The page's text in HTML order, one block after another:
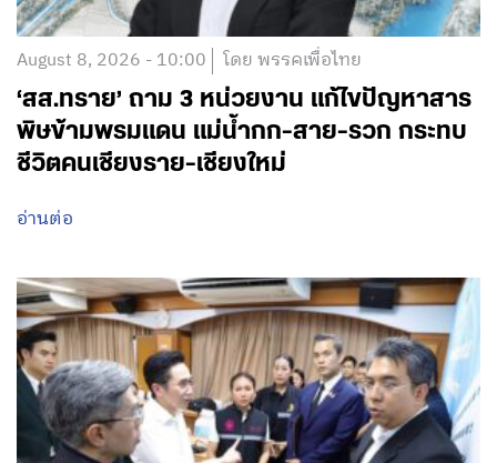
August 8, 2026 - 10:00 โดย พรรคเพื่อไทย
‘สส.ทราย’ ถาม 3 หน่วยงาน แก้ไขปัญหาสาร
พิษข้ามพรมแดน แม่น้ำกก-สาย-รวก กระทบ
ชีวิตคนเชียงราย-เชียงใหม่
อ่านต่อ